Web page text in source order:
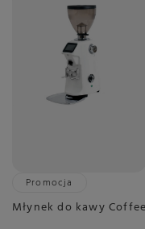
Promocja
Młynek do kawy